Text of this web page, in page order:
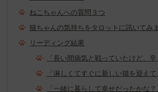
ねこちゃんへの質問３つ
猫ちゃんの気持ちをタロットに訊いてみ
リーディング結果
「長い間病気と戦っていたけど、辛
「淋しくてすぐに新しい猫を迎え
「一緒に暮らして幸せだったかな？